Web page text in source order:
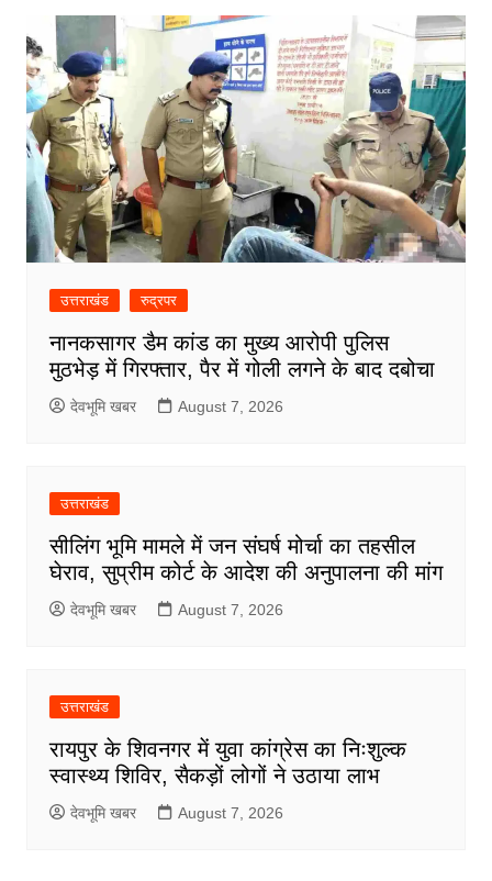
उत्तराखंड रुद्रपर
नानकसागर डैम कांड का मुख्य आरोपी पुलिस
मुठभेड़ में गिरफ्तार, पैर में गोली लगने के बाद दबोचा
देवभूमि खबर August 7, 2026
उत्तराखंड
सीलिंग भूमि मामले में जन संघर्ष मोर्चा का तहसील
घेराव, सुप्रीम कोर्ट के आदेश की अनुपालना की मांग
देवभूमि खबर August 7, 2026
उत्तराखंड
रायपुर के शिवनगर में युवा कांग्रेस का निःशुल्क
स्वास्थ्य शिविर, सैकड़ों लोगों ने उठाया लाभ
देवभूमि खबर August 7, 2026